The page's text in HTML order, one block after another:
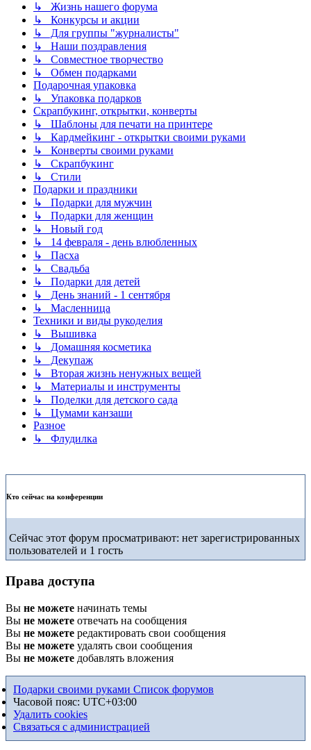
↳ Жизнь нашего форума
↳ Конкурсы и акции
↳ Для группы "журналисты"
↳ Наши поздравления
↳ Совместное творчество
↳ Обмен подарками
Подарочная упаковка
↳ Упаковка подарков
Скрапбукинг, открытки, конверты
↳ Шаблоны для печати на принтере
↳ Кардмейкинг - открытки своими руками
↳ Конверты своими руками
↳ Скрапбукинг
↳ Стили
Подарки и праздники
↳ Подарки для мужчин
↳ Подарки для женщин
↳ Новый год
↳ 14 февраля - день влюбленных
↳ Пасха
↳ Свадьба
↳ Подарки для детей
↳ День знаний - 1 сентября
↳ Масленница
Техники и виды рукоделия
↳ Вышивка
↳ Домашняя косметика
↳ Декупаж
↳ Вторая жизнь ненужных вещей
↳ Материалы и инструменты
↳ Поделки для детского сада
↳ Цумами канзаши
Разное
↳ Флудилка
Кто сейчас на конференции
Сейчас этот форум просматривают: нет зарегистрированных
пользователей и 1 гость
Права доступа
Вы не можете начинать темы
Вы не можете отвечать на сообщения
Вы не можете редактировать свои сообщения
Вы не можете удалять свои сообщения
Вы не можете добавлять вложения
Подарки своими руками Список форумов
Часовой пояс: UTC+03:00
Удалить cookies
Связаться с администрацией